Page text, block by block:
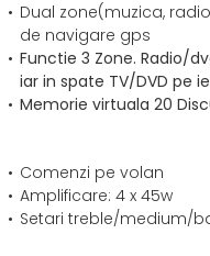
Dual zone(muzica,
de navigare gps
Functie 3 Zone. Radio/
iar in spate TV/DVD pe
Memorie virtuala 20
Comenzi pe volan
Amplificare: 4 x 45w
Setari treble/medium/